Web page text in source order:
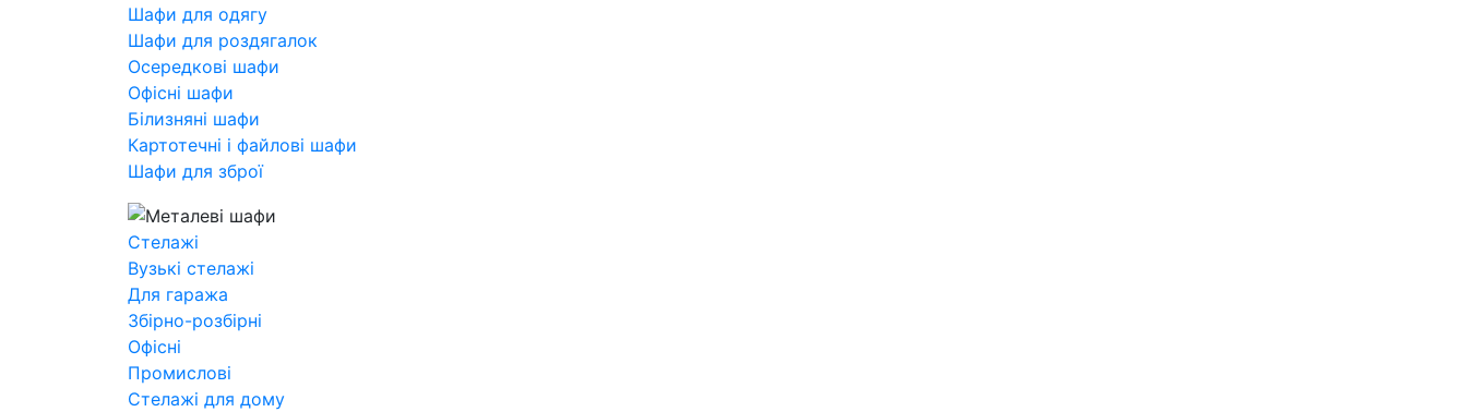
Шафи для одягу
Шафи для роздягалок
Осередкові шафи
Офісні шафи
Білизняні шафи
Картотечні і файлові шафи
Шафи для зброї
Стелажі
Вузькі стелажі
Для гаража
Збірно-розбірні
Офісні
Промислові
Стелажі для дому